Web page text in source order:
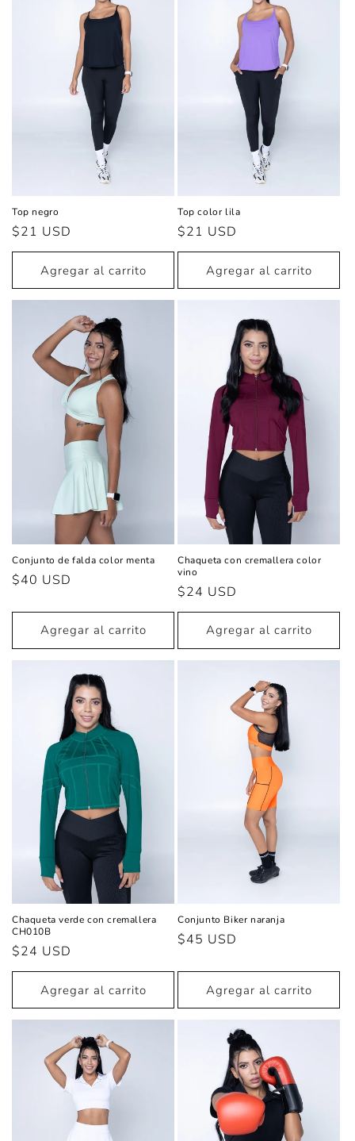
Top negro
Precio
habitual
$21 USD
Agregar al carrito
Top color lila
Precio
habitual
$21 USD
Agregar al carrito
Conjunto de falda color menta
Precio
$40 USD
Agregar al carrito
Chaqueta con cremallera color
vino
Precio
habitual
$24 USD
Agregar al carrito
Chaqueta verde con cremallera
CH010B
Precio
habitual
$24 USD
Agregar al carrito
Conjunto Biker naranja
Precio
$45 USD
Agregar al carrito